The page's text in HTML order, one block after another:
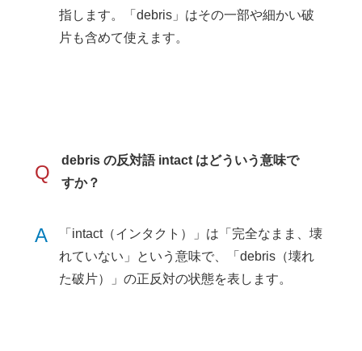
指します。「debris」はその一部や細かい破
片も含めて使えます。
Q
debris の反対語 intact はどういう意味で
すか？
A
「intact（インタクト）」は「完全なまま、壊
れていない」という意味で、「debris（壊れ
た破片）」の正反対の状態を表します。